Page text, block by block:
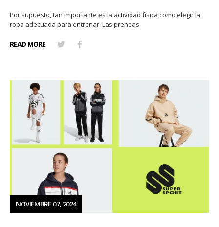
Por supuesto, tan importante es la actividad física como elegir la
ropa adecuada para entrenar. Las prendas
READ MORE
NOVIEMBRE 07, 2024